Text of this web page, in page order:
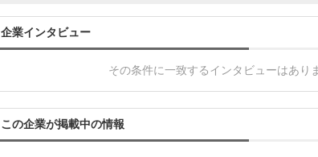
企業インタビュー
その条件に一致するインタビューはあり
この企業が掲載中の情報